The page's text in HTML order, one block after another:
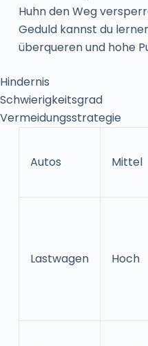
Huhn den Weg
Geduld kannst du
überqueren und hohe
Hindernis
Schwierigkeitsgrad
Vermeidungsstrategie
Autos Mittel
Lastwagen Hoch